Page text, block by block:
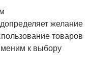
Шторы на заказжелание
товаров
к выбору